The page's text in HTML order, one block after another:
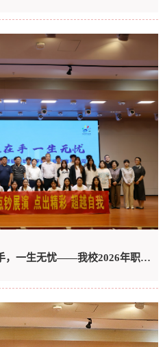
【职业教育活动周】一技在手，一生无忧——我校2026年职业教育活动周正式启动